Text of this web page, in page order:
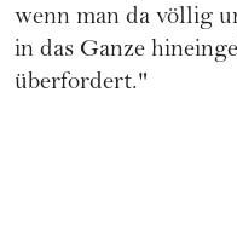
wenn man da völlig
in das Ganze
überfordert."